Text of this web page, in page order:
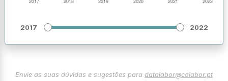
2017 2022
Envie as suas dúvidas e sugestões para datalabor@colabor.pt